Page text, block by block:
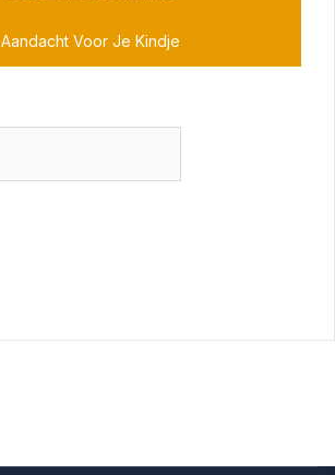
Aandacht Voor Je Kindje